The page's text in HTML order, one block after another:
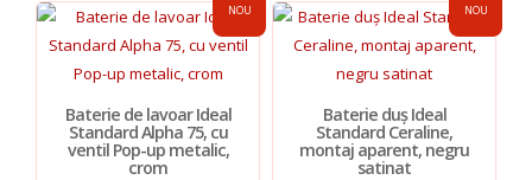
NOU
Baterie de lavoar Ideal
Standard Alpha 75, cu
ventil Pop-up metalic,
crom
NOU
Baterie duș Ideal
Standard Ceraline,
montaj aparent, negru
satinat